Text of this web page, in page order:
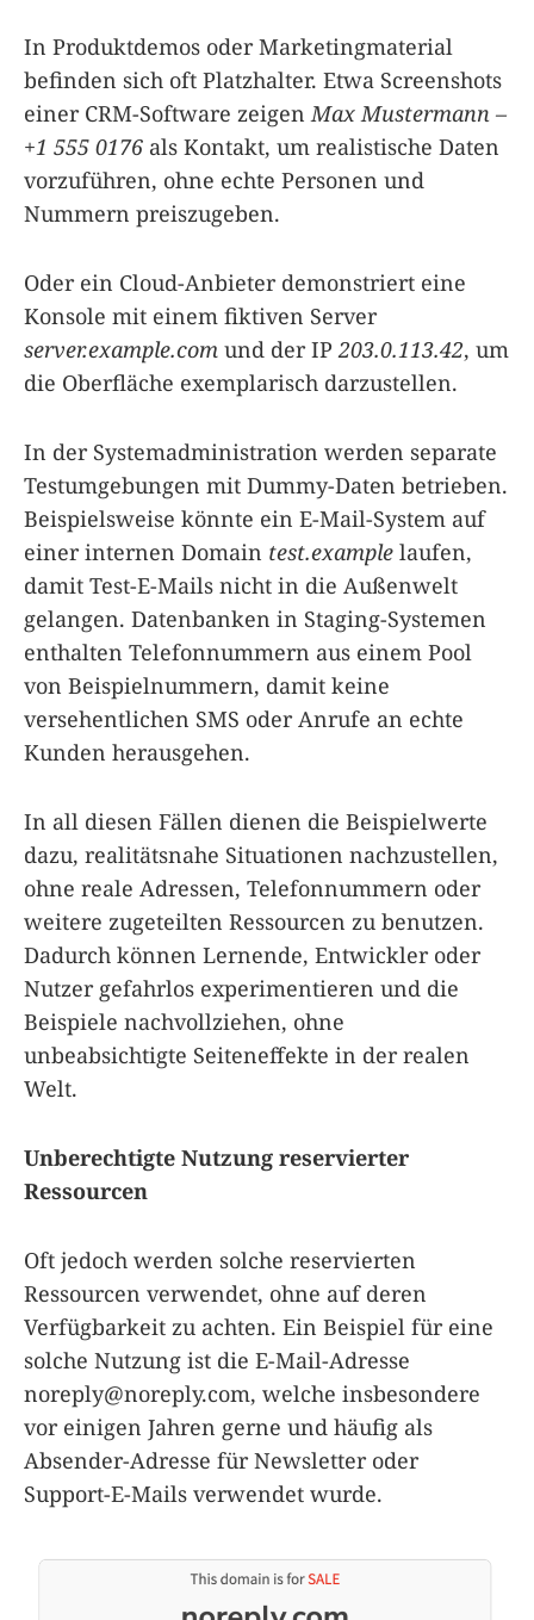
In Produktdemos oder Marketingmaterial
befinden sich oft Platzhalter. Etwa Screenshots
einer CRM-Software zeigen Max Mustermann –
+1 555 0176 als Kontakt, um realistische Daten
vorzuführen, ohne echte Personen und
Nummern preiszugeben.
Oder ein Cloud-Anbieter demonstriert eine
Konsole mit einem fiktiven Server
server.example.com und der IP 203.0.113.42, um
die Oberfläche exemplarisch darzustellen.
In der Systemadministration werden separate
Testumgebungen mit Dummy-Daten betrieben.
Beispielsweise könnte ein E-Mail-System auf
einer internen Domain test.example laufen,
damit Test-E-Mails nicht in die Außenwelt
gelangen. Datenbanken in Staging-Systemen
enthalten Telefonnummern aus einem Pool
von Beispielnummern, damit keine
versehentlichen SMS oder Anrufe an echte
Kunden herausgehen.
In all diesen Fällen dienen die Beispielwerte
dazu, realitätsnahe Situationen nachzustellen,
ohne reale Adressen, Telefonnummern oder
weitere zugeteilten Ressourcen zu benutzen.
Dadurch können Lernende, Entwickler oder
Nutzer gefahrlos experimentieren und die
Beispiele nachvollziehen, ohne
unbeabsichtigte Seiteneffekte in der realen
Welt.
Unberechtigte Nutzung reservierter
Ressourcen
Oft jedoch werden solche reservierten
Ressourcen verwendet, ohne auf deren
Verfügbarkeit zu achten. Ein Beispiel für eine
solche Nutzung ist die E-Mail-Adresse
noreply@noreply.com, welche insbesondere
vor einigen Jahren gerne und häufig als
Absender-Adresse für Newsletter oder
Support-E-Mails verwendet wurde.